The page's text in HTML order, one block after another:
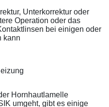
Unterkorrektur oder
Operation oder das
bei einigen oder
kann
Hornhautlamelle
umgeht, gibt es einige